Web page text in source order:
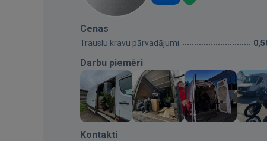
Cenas
Trauslu kravu pārvadājumi
Darbu piemēri
Kontakti